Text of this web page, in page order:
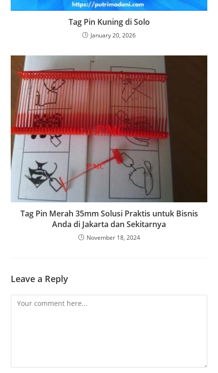
Tag Pin Kuning di Solo
January 20, 2026
Tag Pin Merah 35mm Solusi Praktis untuk Bisnis
Anda di Jakarta dan Sekitarnya
November 18, 2024
Leave a Reply
Comment